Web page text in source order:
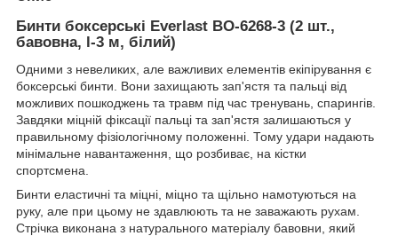
Бинти боксерські Everlast BO-6268-3 (2 шт.,
бавовна, l-3 м, білий)
Одними з невеликих, але важливих елементів екіпірування є
боксерські бинти.
Вони захищають зап'ястя та пальці від
можливих пошкоджень та травм під час тренувань, спарингів.
Завдяки міцній фіксації пальці та зап'ястя залишаються у
правильному фізіологічному положенні. Тому удари надають
мінімальне навантаження, що розбиває, на кістки
спортсмена.
Бинти еластичні та міцні, міцно та щільно намотуються на
руку, але при цьому не здавлюють та не заважають рухам.
Стрічка виконана з натурального матеріалу бавовни, який